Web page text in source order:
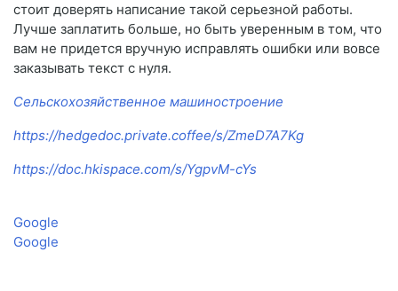
стоит доверять написание такой серьезной работы.
Лучше заплатить больше, но быть уверенным в том, что
вам не придется вручную исправлять ошибки или вовсе
заказывать текст с нуля.
Сельскохозяйственное машиностроение
https://hedgedoc.private.coffee/s/ZmeD7A7Kg
https://doc.hkispace.com/s/YgpvM-cYs
Google
Google